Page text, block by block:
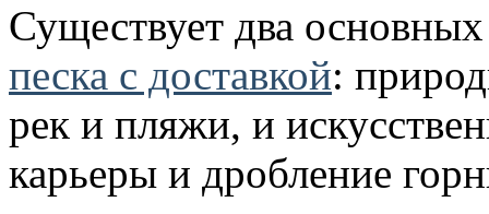
Существует два
песка с доставкой:
рек и пляжи, и
карьеры и дробление